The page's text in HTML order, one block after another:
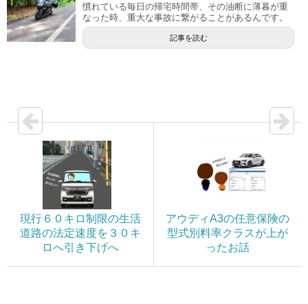
慣れている毎日の帰宅時間帯、その油断に薄暮が重
なった時、重大な事故に繋がることがあるんです。
記事を読む
現行６０キロ制限の生活
道路の法定速度を３０キ
ロへ引き下げへ
アウディA3の任意保険の
型式別料率クラスが上が
ったお話